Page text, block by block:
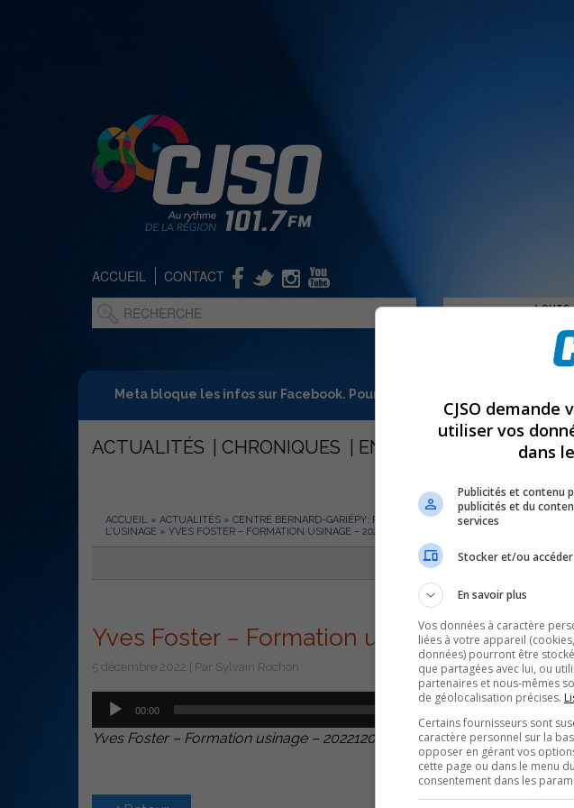
ACCUEIL CONTACT
Meta bloque les infos sur Facebook. Pour ne rien manquer à Sorel-
ACTUALITÉS CHRONIQUES ENTREVUES OPINION
ACCUEIL » ACTUALITÉS » CENTRE BERNARD-GARIÉPY: PLUS DE 1,75 M $ DE QUÉBEC POUR LA
L’USINAGE » YVES FOSTER – FORMATION USINAGE – 20221205
Yves Foster – Formation usinage – 20221205
5 décembre 2022 | Par Sylvain Rochon
Lecteur
audio
00:00
Yves Foster – Formation usinage – 20221205
CJSO
utiliser vos
dans
Publicités et contenu
publicités et du
services
Stocker et/ou
En savoir plus
Vos données à caractère
liées à votre appareil
données) pourront être
que partagées avec lui, ou
partenaires et nous-mêmes
de géolocalisation précises.
Certains fournisseurs sont
caractère personnel sur la
opposer en gérant vos
cette page ou dans le menu
consentement dans les